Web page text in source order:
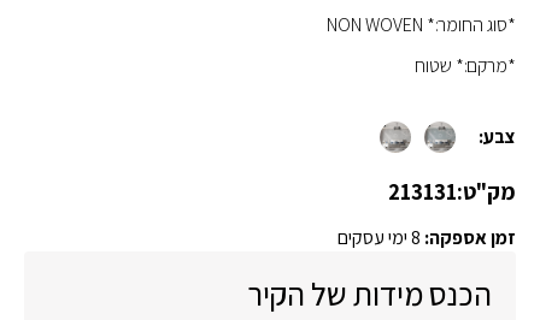
*סוג החומר:* NON WOVEN
*מרקם:* שטוח
צבע:
מק"ט:213131
זמן אספקה: 8 ימי עסקים
הכנס מידות של הקיר